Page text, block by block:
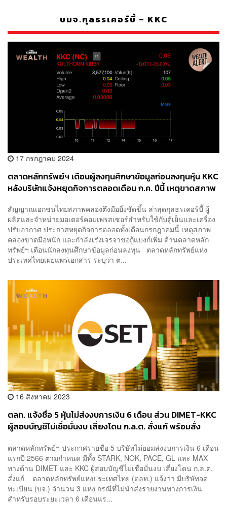
บมจ.กุลธรเคอร์บี้ – KKC
17 กรกฎาคม 2024
ตลาดหลักทรัพย์ฯ เตือนผู้ลงทุนศึกษาข้อมูลก่อนลงทุนหุ้น KKC
หลังบริษัทแจ้งหยุดกิจการตลอดเดือน ก.ค. ปีนี้ เหตุขาดสภาพ
สัญญาณเอกชนไทยสภาพคล่องตึงมือยิ่งชัดขึ้น ล่าสุดกุลธรเคอร์บี้ ผู้
ผลิตและจำหน่ายมอเตอร์คอมเพรสเซอร์สำหรับใช้กับตู้เย็นและเครื่อง
ปรับอากาศ ประกาศหยุดกิจการตลอดทั้งเดือนกรกฎาคมนี้ เหตุสภาพ
คล่องขาดมือหนัก และกำลังเร่งเจรจาขอกู้แบงก์เพิ่ม ด้านตลาดหลัก
ทรัพย์ฯ เตือนนักลงทุนศึกษาข้อมูลก่อนลงทุน ตลาดหลักทรัพย์แห่ง
ประเทศไทยเผยแพร่เอกสาร ระบุว่า ต...
16 สิงหาคม 2023
ตลท. แจ้งชื่อ 5 หุ้นไม่ส่งงบการเงิน 6 เดือน ส่วน DIMET-KKC
ผู้สอบบัญชีไม่เชื่อมั่นงบ เสี่ยงโดน ก.ล.ต. สั่งแก้ พร้อมสั่ง
ตลาดหลักทรัพย์ฯ ประกาศรายชื่อ 5 บริษัทไม่ยอมส่งงบการเงิน 6 เดือน
แรกปี 2566 ตามกำหนด มีทั้ง STARK, NOK, PACE, GL และ MAX
ทางด้าน DIMET และ KKC ผู้สอบบัญชีไม่เชื่อมั่นงบ เสี่ยงโดน ก.ล.ต.
สั่งแก้ ตลาดหลักทรัพย์แห่งประเทศไทย (ตลท.) แจ้งว่า มีบริษัทจด
ทะเบียน (บจ.) จำนวน 3 แห่ง กรณีที่ไม่นำส่งรายงานทางการเงิน
สำหรับรอบระยะเวลา 6 เดือนแร...